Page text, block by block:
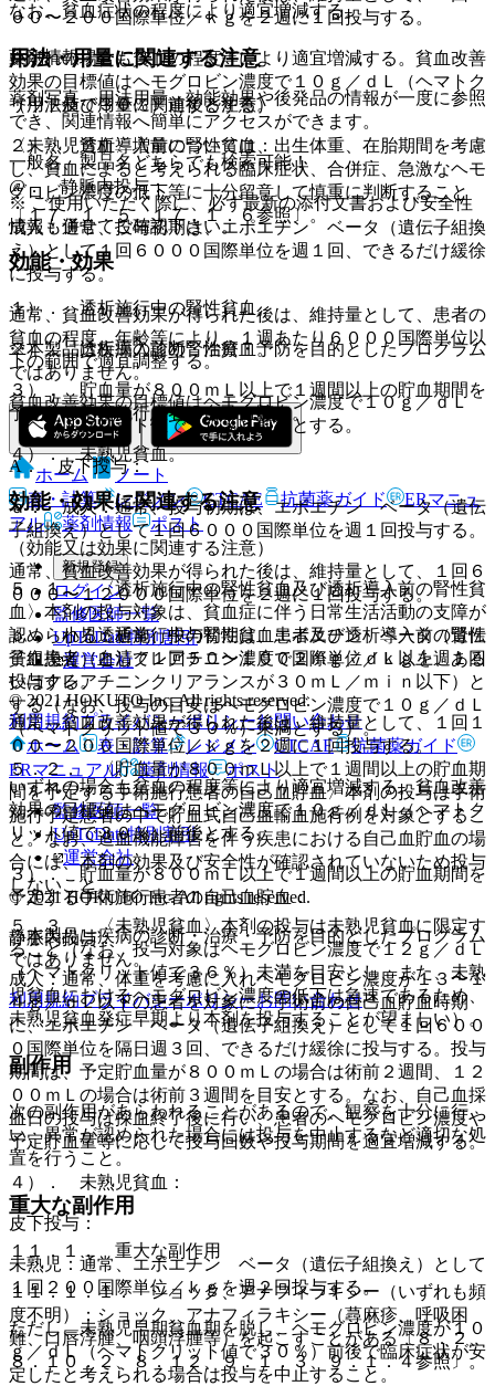
なお、貧血症状の程度により適宜増減する。
用法・用量に関連する注意
（用法及び用量に関連する注意）
〈未熟児貧血〉増量については、出生体重、在胎期間を考慮
し、貧血によると考えられる臨床症状、合併症、急激なヘモ
グロビン濃度の低下等に十分留意して慎重に判断すること
〔１７．１．５、１７．１．６参照〕。
効能・効果
１）． 透析施行中の腎性貧血。
２）． 透析導入前の腎性貧血。
３）． 貯血量が８００ｍＬ以上で１週間以上の貯血期間を
予定する手術施行患者の自己血貯血。
４）． 未熟児貧血。
効能・効果に関連する注意
（効能又は効果に関連する注意）
５．１． 〈透析施行中の腎性貧血及び透析導入前の腎性貧
血〉本剤の投与対象は、貧血症に伴う日常生活活動の支障が
認められる透析施行中の腎性貧血患者及び透析導入前の腎性
貧血患者（血清クレアチニン濃度で２ｍｇ／ｄＬ以上、ある
いはクレアチニンクリアランスが３０ｍＬ／ｍｉｎ以下）と
する（なお、投与の目安はヘモグロビン濃度で１０ｇ／ｄＬ
（ヘマトクリット値で３０％）未満とする）。
５．２． 〈貯血量が８００ｍＬ以上で１週間以上の貯血期
間を予定する手術施行患者の自己血貯血〉本剤の投与は手術
施行予定患者の中で貯血式自己血輸血施行例を対象とするこ
と。なお、造血機能障害を伴う疾患における自己血貯血の場
合には、本剤の効果及び安全性が確認されていないため投与
しないこと。
５．３． 〈未熟児貧血〉本剤の投与は未熟児貧血に限定す
ること（なお、投与対象はヘモグロビン濃度で１２ｇ／ｄＬ
（ヘマトクリット値で３６％）未満を目安とし、また、未熟
児貧血におけるヘモグロビン濃度の低下は急速であるため、
未熟児貧血発症早期より本剤を投与することが望ましい）。
副作用
次の副作用があらわれることがあるので、観察を十分に行
い、異常が認められた場合には投与を中止するなど適切な処
置を行うこと。
重大な副作用
１１．１． 重大な副作用
１１．１．１． ショック、アナフィラキシー（いずれも頻
度不明）：ショック、アナフィラキシー（蕁麻疹、呼吸困
難、口唇浮腫、咽頭浮腫等）を起こすことがある〔８．２、
８．１０．２、８．１２、９．１．３、９．１．４参照〕。
００〜２００国際単位／ｋｇを２週に１回投与する。
いずれの場合も貧血の程度等により適宜増減する。貧血改善
効果の目標値はヘモグロビン濃度で１０ｇ／ｄＬ（ヘマトク
リット値で３０％）前後とする。
２）． 透析導入前の腎性貧血：
@． 静脈内投与：
成人：通常、投与初期は、エポエチン ベータ（遺伝子組換
え）として１回６０００国際単位を週１回、できるだけ緩徐
に投与する。
通常、貧血改善効果が得られた後は、維持量として、患者の
貧血の程度、年齢等により、１週あたり６０００国際単位以
下の範囲で適宜調整する。
貧血改善効果の目標値はヘモグロビン濃度で１０ｇ／ｄＬ
（ヘマトクリット値で３０％）前後とする。
A． 皮下投与：
ａ． 成人：通常、投与初期は、エポエチン ベータ（遺伝
子組換え）として１回６０００国際単位を週１回投与する。
通常、貧血改善効果が得られた後は、維持量として、１回６
０００〜１２０００国際単位を２週に１回投与する。
ｂ． 小児：通常、投与初期は、エポエチン ベータ（遺伝
子組換え）として１回５０〜１００国際単位／ｋｇを週１回
投与する。
通常、貧血改善効果が得られた後は、維持量として、１回１
００〜２００国際単位／ｋｇを２週に１回投与する。
いずれの場合も貧血の程度等により適宜増減する。貧血改善
効果の目標値はヘモグロビン濃度で１０ｇ／ｄＬ（ヘマトク
リット値で３０％）前後とする。
３）． 貯血量が８００ｍＬ以上で１週間以上の貯血期間を
予定する手術施行患者の自己血貯血：
静脈内投与：
成人：通常、体重を考慮に入れヘモグロビン濃度が１３〜１
４ｇ／ｄＬ以下の患者を対象に、手術前の自己血貯血時期
に、エポエチン ベータ（遺伝子組換え）として１回６００
０国際単位を隔日週３回、できるだけ緩徐に投与する。投与
期間は、予定貯血量が８００ｍＬの場合は術前２週間、１２
００ｍＬの場合は術前３週間を目安とする。なお、自己血採
血日の投与は採血終了後に行い、患者のヘモグロビン濃度や
予定貯血量等に応じて投与回数や投与期間を適宜増減する。
４）． 未熟児貧血：
皮下投与：
未熟児：通常、エポエチン ベータ（遺伝子組換え）として
１回２００国際単位／ｋｇを週２回投与する。
ただし、未熟児早期貧血期を脱し、ヘモグロビン濃度が１０
ｇ／ｄＬ（ヘマトクリット値で３０％）前後で臨床症状が安
定したと考えられる場合は投与を中止すること。
薬剤情報
薬剤写真、用法用量、効能効果や後発品の情報が一度に参照
でき、関連情報へ簡単にアクセスができます。
一般名、製品名どちらでも検索可能！
※ ご使用いただく際に、必ず最新の添付文書および安全性
情報も併せてご確認下さい。
※本製品は疾病の診断・治療・予防を目的としたプログラム
ではありません。
ホーム
ノート
表・計算
レジメン CTCAE 抗菌薬ガイド
ERマニュ
アル
薬剤情報 ポスト
新規登録
ログイン
監修医師一覧
UpToDate特別割引
運営会社
© 2021 HOKUTO Inc. All rights reserved.
利用規約プライバシーポリシーお問い合わせ
ホーム
表・計算 レジメン CTCAE
抗菌薬ガイド
ERマニュアル
薬剤情報 ポスト
監修医師一覧
UpToDate特別割引
運営会社
© 2021 HOKUTO Inc. All rights reserved.
※本製品は疾病の診断・治療・予防を目的としたプログラム
ではありません。
利用規約プライバシーポリシーお問い合わせ